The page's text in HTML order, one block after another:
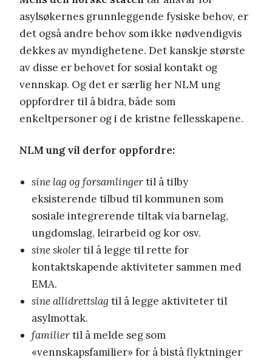
asylsøkernes grunnleggende fysiske behov, er
det også andre behov som ikke nødvendigvis
dekkes av myndighetene. Det kanskje største
av disse er behovet for sosial kontakt og
vennskap. Og det er særlig her NLM ung
oppfordrer til å bidra, både som
enkeltpersoner og i de kristne fellesskapene.
NLM ung vil derfor oppfordre:
sine lag og forsamlingertil å tilby
eksisterende tilbud til kommunen som
sosiale integrerende tiltak via barnelag,
ungdomslag, leirarbeid og kor osv.
sine skolertil å legge til rette for
kontaktskapende aktiviteter sammen med
EMA.
sine allidrettslag til å legge aktiviteter til
asylmottak.
familiertil å melde seg som
«vennskapsfamilier» for å bistå flyktninger